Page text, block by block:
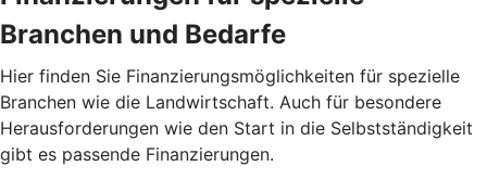
Branchen und Bedarfe
Hier finden Sie Finanzierungsmöglichkeiten für spezielle
Branchen wie die Landwirtschaft. Auch für besondere
Herausforderungen wie den Start in die Selbstständigkeit
gibt es passende Finanzierungen.